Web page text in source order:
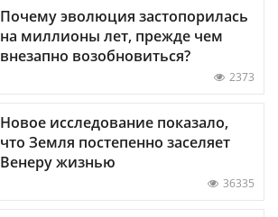
Почему эволюция застопорилась
на миллионы лет, прежде чем
внезапно возобновиться?
2373
Новое исследование показало,
что Земля постепенно заселяет
Венеру жизнью
36335